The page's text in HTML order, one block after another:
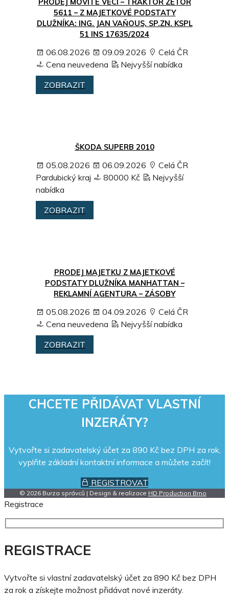
PRODEJ MOVITÉ VĚCI – TRAKTOR ZETOR
5611 – Z MAJETKOVÉ PODSTATY
DLUŽNÍKA: ING. JAN VAŇOUS, SP.ZN. KSPL
51 INS 17635/2024
06.08.2026 09.09.2026
Celá ČR
Cena neuvedena
Nejvyšší nabídka
ZOBRAZIT
ŠKODA SUPERB 2010
05.08.2026 06.09.2026
Celá ČR
Pardubický kraj
80000 Kč
Nejvyšší
nabídka
ZOBRAZIT
PRODEJ MAJETKU Z MAJETKOVÉ
PODSTATY DLUŽNÍKA MANHATTAN –
REKLAMNÍ AGENTURA – ZÁSOBY
05.08.2026 04.09.2026
Celá ČR
Cena neuvedena
Nejvyšší nabídka
ZOBRAZIT
CHCETE PŘIDÁVAT VLASTNÍ
INZERÁTY?
Vytvořte si zadavatelský účet za 890 Kč bez DPH za rok,
vyplňte základní kontaktní informace a můžete začít!
REGISTROVAT
© 2026 Burza správců | Design & realizace HD Production Brno
Registrace
REGISTRACE
Vytvořte si vlastní zadavatelský účet za 890 Kč bez DPH
za rok a získejte možnost přidávat nové inzeráty.